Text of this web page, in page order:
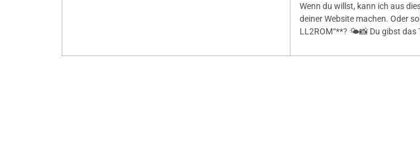
Wenn du willst, kann ich aus
deiner Website machen. Oder
LL2ROM“**? 🌤️📸 Du gibst das